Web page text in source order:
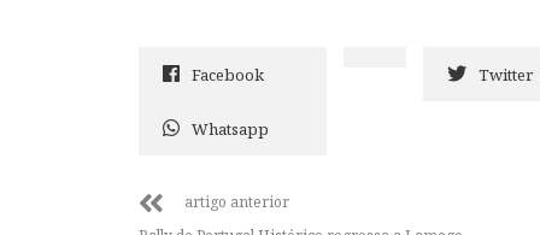
Facebook Twitter
Whatsapp
artigo anterior